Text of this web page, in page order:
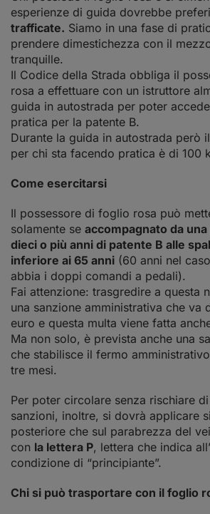
esperienze di guida dovrebbe
trafficate. Siamo in una fase di
prendere dimestichezza con il
tranquille.
Il Codice della Strada obbliga il
rosa a effettuare con un istruttore
guida in autostrada per poter
pratica per la patente B.
Durante la guida in autostrada però il
per chi sta facendo pratica è di 100
Come esercitarsi
Il possessore di foglio rosa può
solamente se accompagnato da
dieci o più anni di patente B alle
inferiore ai 65 anni (60 anni nel
abbia i doppi comandi a pedali).
Fai attenzione: trasgredire a questa
una sanzione amministrativa che va
euro e questa multa viene fatta
Ma non solo, è prevista anche una
che stabilisce il fermo
tre mesi.
Per poter circolare senza rischiare
sanzioni, inoltre, si dovrà applicare
posteriore che sul parabrezza del
con la lettera P, lettera che indica
condizione di “principiante”.
Chi si può trasportare con il foglio